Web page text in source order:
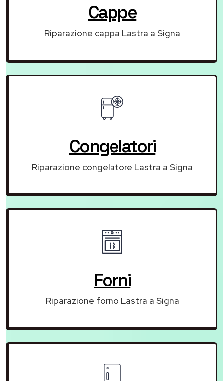
Cappe
Riparazione cappa Lastra a Signa
Congelatori
Riparazione congelatore Lastra a Signa
Forni
Riparazione forno Lastra a Signa